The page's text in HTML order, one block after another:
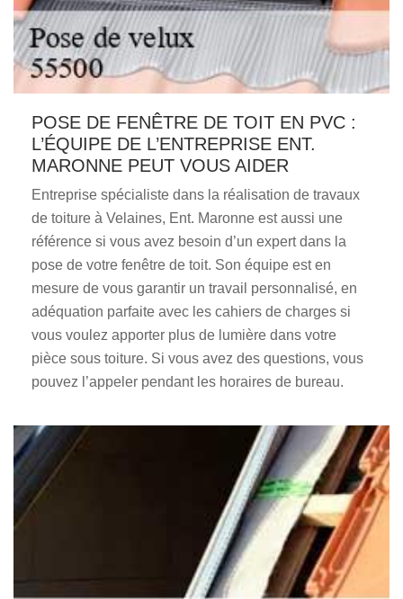
POSE DE FENÊTRE DE TOIT EN PVC :
L’ÉQUIPE DE L’ENTREPRISE ENT.
MARONNE PEUT VOUS AIDER
Entreprise spécialiste dans la réalisation de travaux
de toiture à Velaines, Ent. Maronne est aussi une
référence si vous avez besoin d’un expert dans la
pose de votre fenêtre de toit. Son équipe est en
mesure de vous garantir un travail personnalisé, en
adéquation parfaite avec les cahiers de charges si
vous voulez apporter plus de lumière dans votre
pièce sous toiture. Si vous avez des questions, vous
pouvez l’appeler pendant les horaires de bureau.